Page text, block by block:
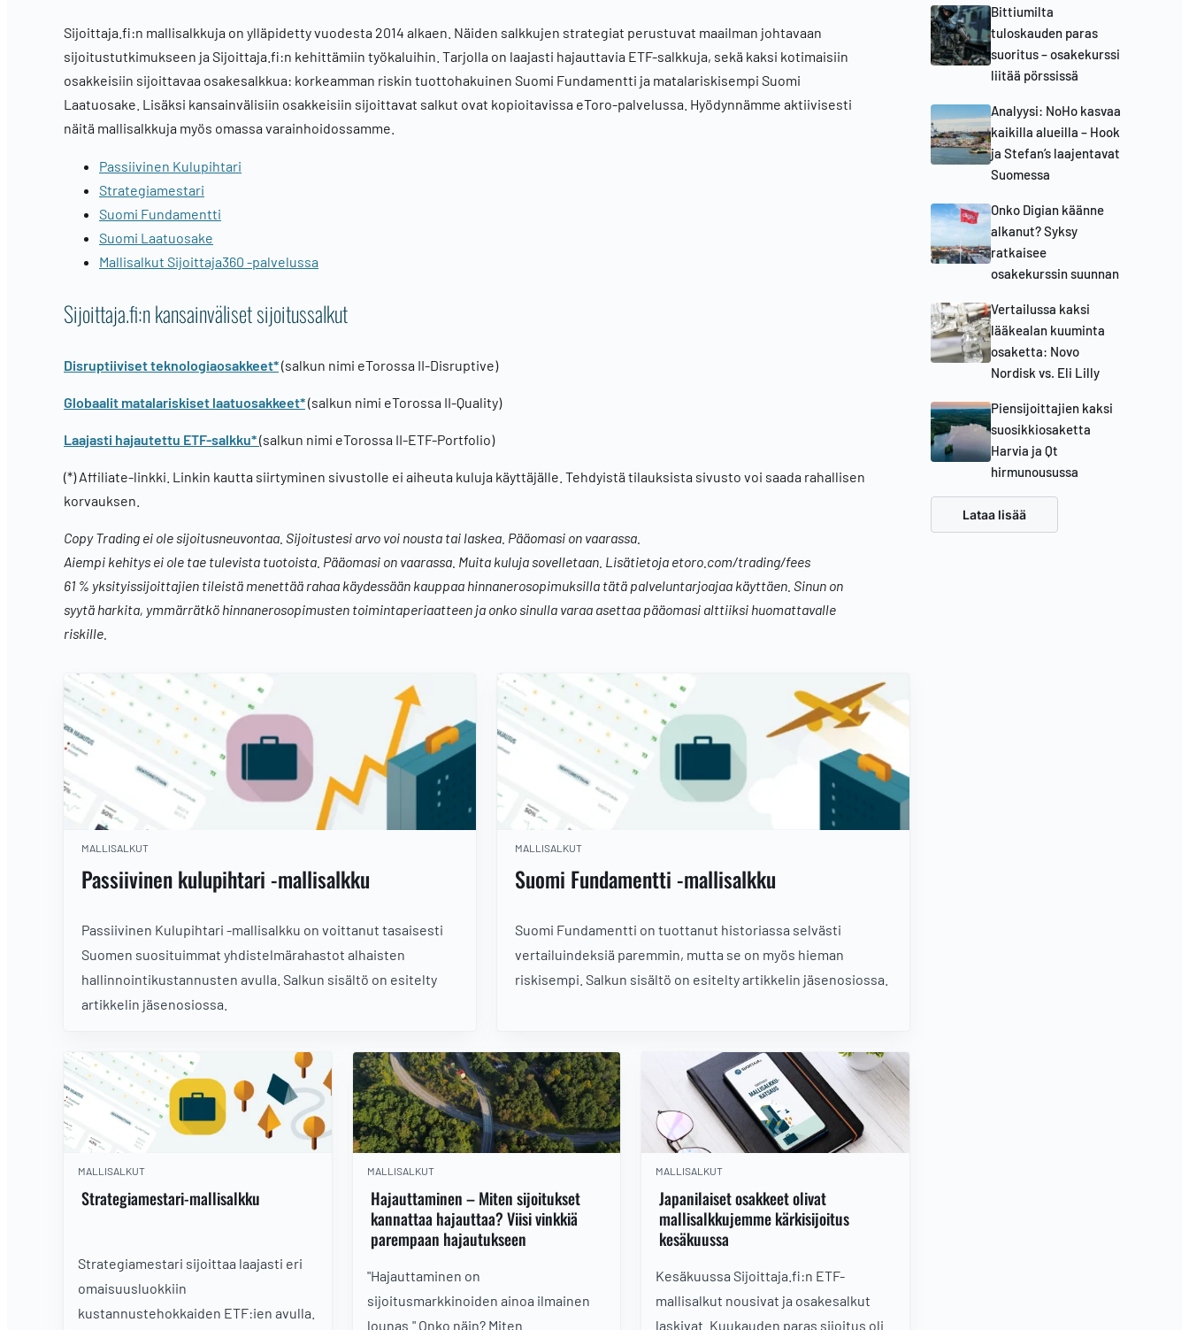
Sijoittaja.fi:n mallisalkkuja on ylläpidetty vuodesta 2014 alkaen. Näiden salkkujen strategiat perustuvat maailman johtavaan
sijoitustutkimukseen ja Sijoittaja.fi:n kehittämiin työkaluihin. Tarjolla on laajasti hajauttavia ETF-salkkuja, sekä kaksi kotimaisiin
osakkeisiin sijoittavaa osakesalkkua: korkeamman riskin tuottohakuinen Suomi Fundamentti ja matalariskisempi Suomi
Laatuosake. Lisäksi kansainvälisiin osakkeisiin sijoittavat salkut ovat kopioitavissa eToro-palvelussa. Hyödynnämme aktiivisesti
näitä mallisalkkuja myös omassa varainhoidossamme.
Passiivinen Kulupihtari
Strategiamestari
Suomi Fundamentti
Suomi Laatuosake
Mallisalkut Sijoittaja360 -palvelussa
Sijoittaja.fi:n kansainväliset sijoitussalkut
Disruptiiviset teknologiaosakkeet*(salkun nimi eTorossa II-Disruptive)
Globaalit matalariskiset laatuosakkeet*(salkun nimi eTorossa II-Quality)
Laajasti hajautettu ETF-salkku*(salkun nimi eTorossa II-ETF-Portfolio)
(*) Affiliate-linkki. Linkin kautta siirtyminen sivustolle ei aiheuta kuluja käyttäjälle. Tehdyistä tilauksista sivusto voi saada rahallisen
korvauksen.
Copy Trading ei ole sijoitusneuvontaa. Sijoitustesi arvo voi nousta tai laskea. Pääomasi on vaarassa.
Aiempi kehitys ei ole tae tulevista tuotoista. Pääomasi on vaarassa. Muita kuluja sovelletaan. Lisätietoja etoro.com/trading/fees
61 % yksityissijoittajien tileistä menettää rahaa käydessään kauppaa hinnanerosopimuksilla tätä palveluntarjoajaa käyttäen. Sinun on
syytä harkita, ymmärrätkö hinnanerosopimusten toimintaperiaatteen ja onko sinulla varaa asettaa pääomasi alttiiksi huomattavalle
riskille.
MALLISALKUT
Passiivinen kulupihtari -mallisalkku
Passiivinen Kulupihtari -mallisalkku on voittanut tasaisesti
Suomen suosituimmat yhdistelmärahastot alhaisten
hallinnointikustannusten avulla. Salkun sisältö on esitelty
artikkelin jäsenosiossa.
MALLISALKUT
Suomi Fundamentti -mallisalkku
Suomi Fundamentti on tuottanut historiassa selvästi
vertailuindeksiä paremmin, mutta se on myös hieman
riskisempi. Salkun sisältö on esitelty artikkelin jäsenosiossa.
MALLISALKUT
Strategiamestari-mallisalkku
Strategiamestari sijoittaa laajasti eri
omaisuusluokkiin
kustannustehokkaiden ETF:ien avulla.
MALLISALKUT
Hajauttaminen – Miten sijoitukset
kannattaa hajauttaa? Viisi vinkkiä
parempaan hajautukseen
"Hajauttaminen on
sijoitusmarkkinoiden ainoa ilmainen
lounas." Onko näin? Miten
MALLISALKUT
Japanilaiset osakkeet olivat
mallisalkkujemme kärkisijoitus
kesäkuussa
Kesäkuussa Sijoittaja.fi:n ETF-
mallisalkut nousivat ja osakesalkut
laskivat. Kuukauden paras sijoitus oli
Bittiumilta
tuloskauden paras
suoritus – osakekurssi
liitää pörssissä
Analyysi: NoHo kasvaa
kaikilla alueilla – Hook
ja Stefan’s laajentavat
Suomessa
Onko Digian käänne
alkanut? Syksy
ratkaisee
osakekurssin suunnan
Vertailussa kaksi
lääkealan kuuminta
osaketta: Novo
Nordisk vs. Eli Lilly
Piensijoittajien kaksi
suosikkiosaketta
Harvia ja Qt
hirmunousussa
Lataa lisää